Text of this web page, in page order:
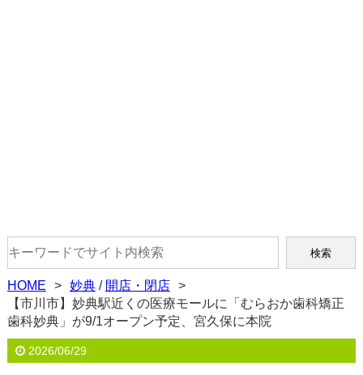
HOME 妙典/ 開店・閉店
【市川市】妙典駅近くの医療モールに「むらおか歯科矯正
歯科妙典」が9/1オープン予定、宮久保に本院
2026/06/29